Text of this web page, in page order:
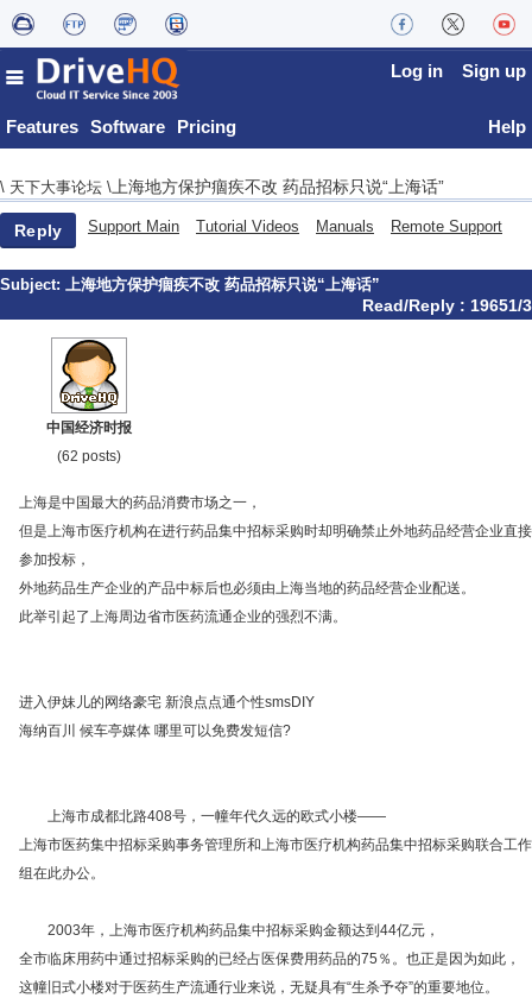
Features Software Pricing
Log in Sign up
Help
\ 天下大事论坛 \ 上海地方保护痼疾不改 药品招标只说“上海话”
Reply Support Main Tutorial Videos Manuals Remote Support
Subject: 上海地方保护痼疾不改 药品招标只说“上海话”
Read/Reply : 19651/3
中国经济时报
(62 posts)
上海是中国最大的药品消费市场之一，
但是上海市医疗机构在进行药品集中招标采购时却明确禁止外地药品经营企业直接
参加投标，
外地药品生产企业的产品中标后也必须由上海当地的药品经营企业配送。
此举引起了上海周边省市医药流通企业的强烈不满。
进入伊妹儿的网络豪宅 新浪点点通个性smsDIY
海纳百川 候车亭媒体 哪里可以免费发短信?
上海市成都北路408号，一幢年代久远的欧式小楼——
上海市医药集中招标采购事务管理所和上海市医疗机构药品集中招标采购联合工作
组在此办公。
2003年，上海市医疗机构药品集中招标采购金额达到44亿元，
全市临床用药中通过招标采购的已经占医保费用药品的75％。也正是因为如此，
这幢旧式小楼对于医药生产流通行业来说，无疑具有“生杀予夺”的重要地位。